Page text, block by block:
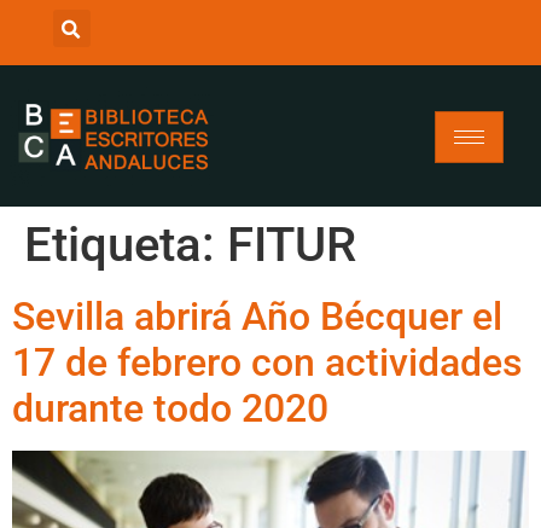
Etiqueta: FITUR
Sevilla abrirá Año Bécquer el
17 de febrero con actividades
durante todo 2020